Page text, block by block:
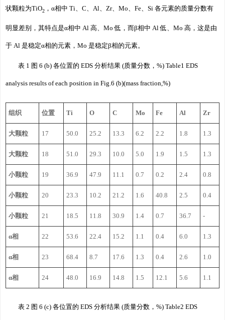
状颗粒为TiO2 ，α相中 Ti、C、Al、Zr、Mo、Fe、Si 各元素的质量分数有
明显差别，其特点是α相中 Al 高、Mo 低，而β相中 Al 低、Mo 高，这是由
于 Al 是稳定α相的元素，Mo 是稳定β相的元素。
表 1 图 6 (b) 各位置的 EDS 分析结果 (质量分数，%) Table1 EDS
analysis results of each position in Fig.6 (b)(mass fraction,%)
组织 位置 Ti O C Mo Fe Al Zr
大颗粒 17 50.0 25.2 13.3 6.2 2.2 1.8 1.3
大颗粒 18 51.0 29.3 10.0 5.0 1.9 1.5 1.3
小颗粒 19 36.9 47.9 11.1 0.7 0.2 2.4 0.8
小颗粒 20 23.3 10.2 21.2 1.6 40.8 2.5 0.4
小颗粒 21 18.5 11.8 30.9 1.4 0.7 36.7 -
α相 22 53.6 22.4 15.2 1.1 0.4 6.0 1.3
α相 23 68.4 8.7 17.6 1.3 0.4 2.6 1.0
α相 24 48.0 16.9 14.8 1.5 12.1 5.6 1.1
表 2 图 6 (c) 各位置的 EDS 分析结果 (质量分数，%) Table2 EDS